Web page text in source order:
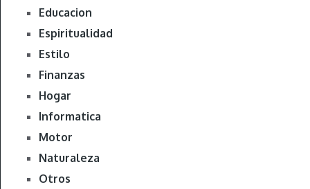
Educacion
Espiritualidad
Estilo
Finanzas
Hogar
Informatica
Motor
Naturaleza
Otros